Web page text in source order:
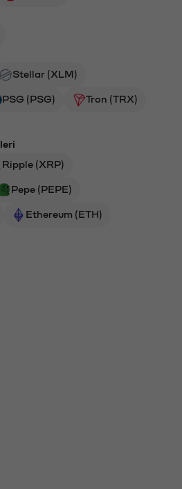
Stellar (XLM)
PSG (PSG) Tron (TRX)
Ripple (XRP)
Pepe (PEPE)
Ethereum (ETH)